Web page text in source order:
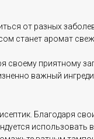
от разных
станет аромат
приятному
важный
Благодаря
использовать